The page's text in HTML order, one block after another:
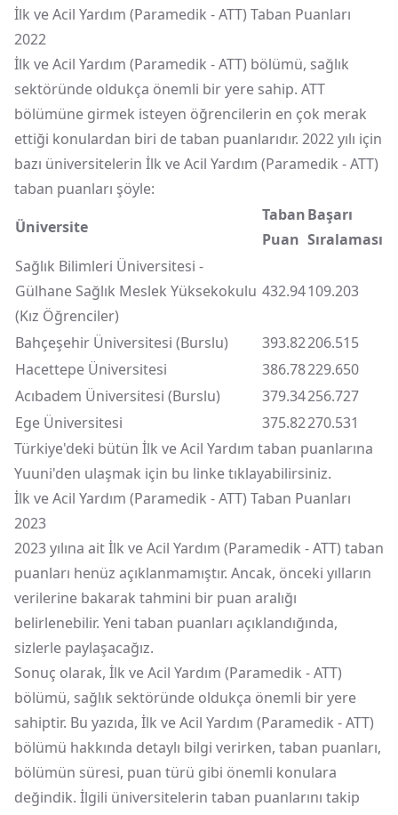
İlk ve Acil Yardım (Paramedik - ATT) Taban Puanları
2022
İlk ve Acil Yardım (Paramedik - ATT) bölümü, sağlık
sektöründe oldukça önemli bir yere sahip. ATT
bölümüne girmek isteyen öğrencilerin en çok merak
ettiği konulardan biri de taban puanlarıdır. 2022 yılı için
bazı üniversitelerin İlk ve Acil Yardım (Paramedik - ATT)
taban puanları şöyle:
Üniversite
Taban
Puan
Başarı
Sıralaması
Sağlık Bilimleri Üniversitesi -
Gülhane Sağlık Meslek Yüksekokulu
(Kız Öğrenciler)
432.94109.203
Bahçeşehir Üniversitesi (Burslu) 393.82206.515
Hacettepe Üniversitesi
386.78229.650
Acıbadem Üniversitesi (Burslu)
379.34256.727
Ege Üniversitesi
375.82270.531
Türkiye'deki bütün İlk ve Acil Yardım taban puanlarına
Yuuni'den ulaşmak için bu linke tıklayabilirsiniz.
İlk ve Acil Yardım (Paramedik - ATT) Taban Puanları
2023
2023 yılına ait İlk ve Acil Yardım (Paramedik - ATT) taban
puanları henüz açıklanmamıştır. Ancak, önceki yılların
verilerine bakarak tahmini bir puan aralığı
belirlenebilir. Yeni taban puanları açıklandığında,
sizlerle paylaşacağız.
Sonuç olarak, İlk ve Acil Yardım (Paramedik - ATT)
bölümü, sağlık sektöründe oldukça önemli bir yere
sahiptir. Bu yazıda, İlk ve Acil Yardım (Paramedik - ATT)
bölümü hakkında detaylı bilgi verirken, taban puanları,
bölümün süresi, puan türü gibi önemli konulara
değindik. İlgili üniversitelerin taban puanlarını takip